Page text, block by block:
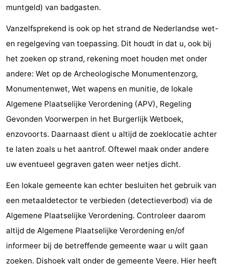
muntgeld) van badgasten.
Vanzelfsprekend is ook op het strand de Nederlandse wet-
en regelgeving van toepassing. Dit houdt in dat u, ook bij
het zoeken op strand, rekening moet houden met onder
andere: Wet op de Archeologische Monumentenzorg,
Monumentenwet, Wet wapens en munitie, de lokale
Algemene Plaatselijke Verordening (APV), Regeling
Gevonden Voorwerpen in het Burgerlijk Wetboek,
enzovoorts. Daarnaast dient u altijd de zoeklocatie achter
te laten zoals u het aantrof. Oftewel maak onder andere
uw eventueel gegraven gaten weer netjes dicht.
Een lokale gemeente kan echter besluiten het gebruik van
een metaaldetector te verbieden (detectieverbod) via de
Algemene Plaatselijke Verordening. Controleer daarom
altijd de Algemene Plaatselijke Verordening en/of
informeer bij de betreffende gemeente waar u wilt gaan
zoeken. Dishoek valt onder de gemeente Veere. Hier heeft